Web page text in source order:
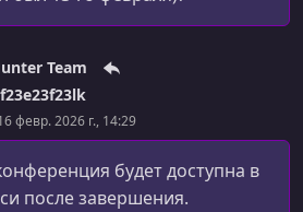
Team
февр. 2026 г., 14:29
будет доступна в
после завершения.